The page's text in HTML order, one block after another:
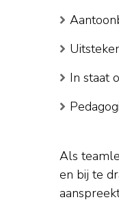
In staat
Als
en bij te